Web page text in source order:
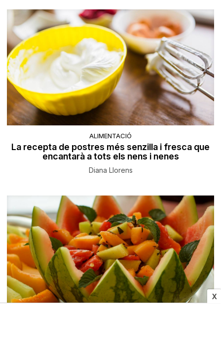
X
ALIMENTACIÓ
La recepta de postres més senzilla i fresca que
encantarà a tots els nens i nenes
Diana Llorens